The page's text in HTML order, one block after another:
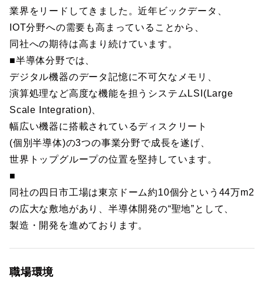
業界をリードしてきました。近年ビックデータ、
IOT分野への需要も高まっていることから、
同社への期待は高まり続けています。
■半導体分野では、
デジタル機器のデータ記憶に不可欠なメモリ、
演算処理など高度な機能を担うシステムLSI(Large
Scale Integration)、
幅広い機器に搭載されているディスクリート
(個別半導体)の3つの事業分野で成長を遂げ、
世界トップグループの位置を堅持しています。
■
同社の四日市工場は東京ドーム約10個分という44万m2
の広大な敷地があり、半導体開発の“聖地”として、
製造・開発を進めております。
職場環境